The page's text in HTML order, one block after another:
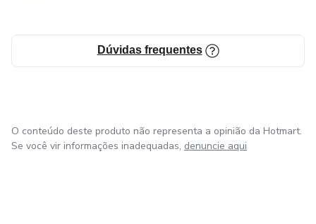
Dúvidas frequentes
O conteúdo deste produto não representa a opinião da Hotmart.
Se você vir informações inadequadas, denuncie aqui